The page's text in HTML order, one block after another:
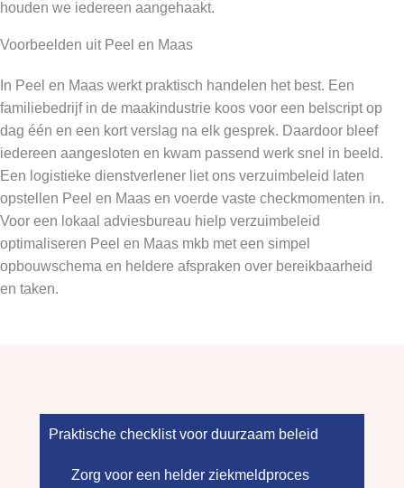
houden we iedereen aangehaakt.
Voorbeelden uit Peel en Maas
In Peel en Maas werkt praktisch handelen het best. Een
familiebedrijf in de maakindustrie koos voor een belscript op
dag één en een kort verslag na elk gesprek. Daardoor bleef
iedereen aangesloten en kwam passend werk snel in beeld.
Een logistieke dienstverlener liet ons verzuimbeleid laten
opstellen Peel en Maas en voerde vaste checkmomenten in.
Voor een lokaal adviesbureau hielp verzuimbeleid
optimaliseren Peel en Maas mkb met een simpel
opbouwschema en heldere afspraken over bereikbaarheid
en taken.
Praktische checklist voor duurzaam beleid
Zorg voor een helder ziekmeldproces